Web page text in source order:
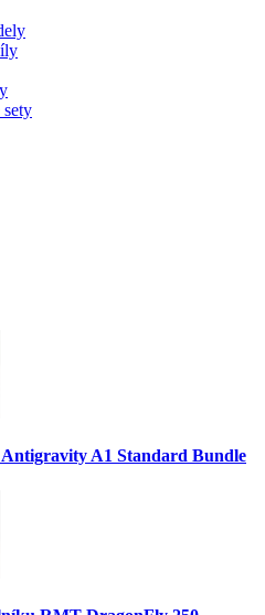
Antigravity A1 Standard Bundle